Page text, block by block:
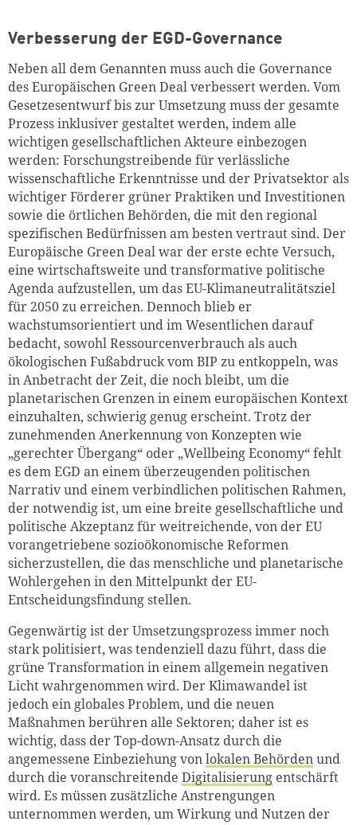
Verbesserung der EGD-Governance
Neben all dem Genannten muss auch die Governance
des Europäischen Green Deal verbessert werden. Vom
Gesetzesentwurf bis zur Umsetzung muss der gesamte
Prozess inklusiver gestaltet werden, indem alle
wichtigen gesellschaftlichen Akteure einbezogen
werden: Forschungstreibende für verlässliche
wissenschaftliche Erkenntnisse und der Privatsektor als
wichtiger Förderer grüner Praktiken und Investitionen
sowie die örtlichen Behörden, die mit den regional
spezifischen Bedürfnissen am besten vertraut sind. Der
Europäische Green Deal war der erste echte Versuch,
eine wirtschaftsweite und transformative politische
Agenda aufzustellen, um das EU-Klimaneutralitätsziel
für 2050 zu erreichen. Dennoch blieb er
wachstumsorientiert und im Wesentlichen darauf
bedacht, sowohl Ressourcenverbrauch als auch
ökologischen Fußabdruck vom BIP zu entkoppeln, was
in Anbetracht der Zeit, die noch bleibt, um die
planetarischen Grenzen in einem europäischen Kontext
einzuhalten, schwierig genug erscheint. Trotz der
zunehmenden Anerkennung von Konzepten wie
„gerechter Übergang“ oder „Wellbeing Economy“ fehlt
es dem EGD an einem überzeugenden politischen
Narrativ und einem verbindlichen politischen Rahmen,
der notwendig ist, um eine breite gesellschaftliche und
politische Akzeptanz für weitreichende, von der EU
vorangetriebene sozioökonomische Reformen
sicherzustellen, die das menschliche und planetarische
Wohlergehen in den Mittelpunkt der EU-
Entscheidungsfindung stellen.
Gegenwärtig ist der Umsetzungsprozess immer noch
stark politisiert, was tendenziell dazu führt, dass die
grüne Transformation in einem allgemein negativen
Licht wahrgenommen wird. Der Klimawandel ist
jedoch ein globales Problem, und die neuen
Maßnahmen berühren alle Sektoren; daher ist es
wichtig, dass der Top-down-Ansatz durch die
angemessene Einbeziehung vonlokalen Behördenund
durch die voranschreitende Digitalisierung entschärft
wird. Es müssen zusätzliche Anstrengungen
unternommen werden, um Wirkung und Nutzen der